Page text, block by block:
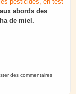
abords des
de miel.
et les pesticides ? Et
des commentaires